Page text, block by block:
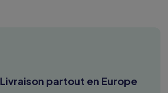
Livraison partout en Europe